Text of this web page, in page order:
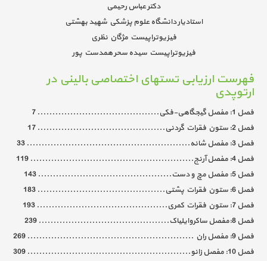
دکتر عباس رحیمی
استاديار دانشگاه علوم پزشكي شهيد بهشتي
فيزيوتراپيست مژگان نظری
فيزيوتراپيست سیده سحر همدست پور
فهرست ارزيابی تستهای اختصاصی بالينی در
ارتوپدی
فصل 1: مفصل گیجگاهی-فکی......................................... 7
فصل 2: ستون فقرات گردنی........................................... 17
فصل 3: مفصل شانه....................................................... 33
فصل 4: مفصل آرنج....................................................... 119
فصل 5: مفصل مچ و دست............................................. 143
فصل 6: ستون فقرات پشتی........................................... 183
فصل 7: ستون فقرات کمری............................................ 193
فصل 8:مفصل ساکروایلیاک............................................ 239
فصل 9: مفصل ران ........................................................ 269
فصل 10: مفصل زانو....................................................... 309